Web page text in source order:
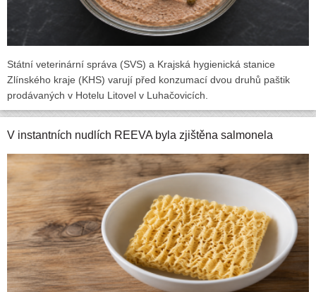
Státní veterinární správa (SVS) a Krajská hygienická stanice
Zlínského kraje (KHS) varují před konzumací dvou druhů paštik
prodávaných v Hotelu Litovel v Luhačovicích.
V instantních nudlích REEVA byla zjištěna salmonela